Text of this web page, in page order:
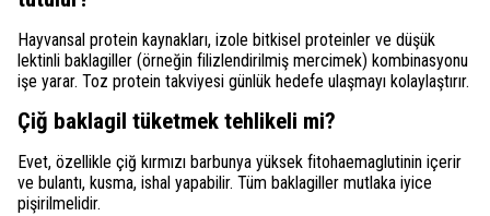
Hayvansal protein kaynakları, izole bitkisel proteinler ve düşük
lektinli baklagiller (örneğin filizlendirilmiş mercimek) kombinasyonu
işe yarar. Toz protein takviyesi günlük hedefe ulaşmayı kolaylaştırır.
Çiğ baklagil tüketmek tehlikeli mi?
Evet, özellikle çiğ kırmızı barbunya yüksek fitohaemaglutinin içerir
ve bulantı, kusma, ishal yapabilir. Tüm baklagiller mutlaka iyice
pişirilmelidir.